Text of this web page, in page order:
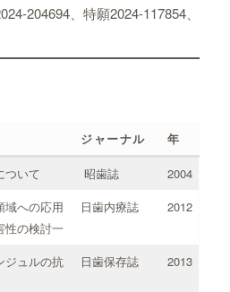
204694、特願2024-117854、
ジャーナル 年
ついて 昭歯誌
2004
域への応用
性の検討一
日歯内療誌 2012
ジュルの抗
日歯保存誌 2013